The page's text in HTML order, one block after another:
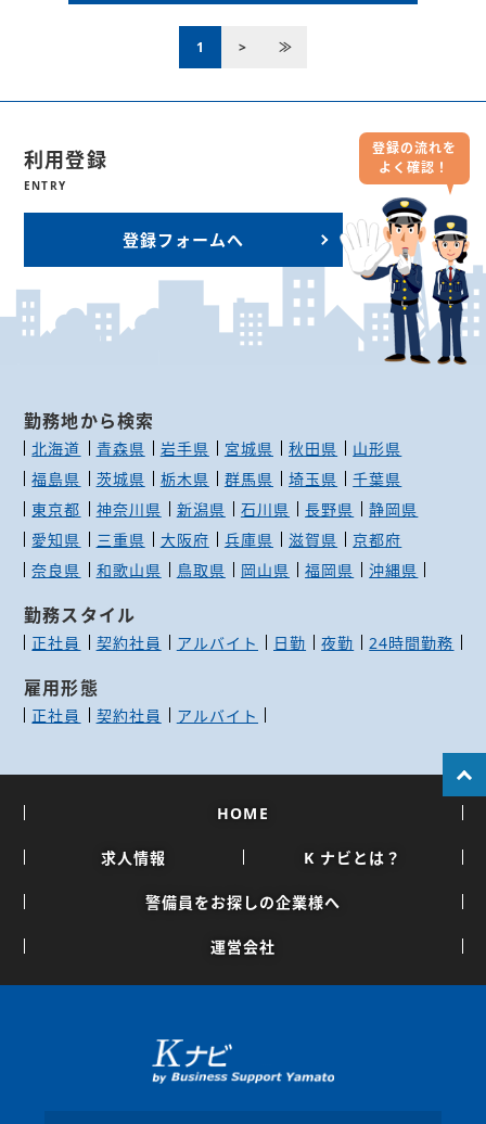
1 > ≫
登録の流れを
よく確認！
利用登録
ENTRY
登録フォームへ
勤務地から検索
北海道 青森県 岩手県 宮城県 秋田県
山形県
福島県
茨城県 栃木県 群馬県 埼玉県
千葉県
東京都
神奈川県 新潟県 石川県 長野県
静岡県
愛知県
三重県 大阪府 兵庫県 滋賀県
京都府
奈良県
和歌山県 鳥取県 岡山県 福岡県 沖縄県
勤務スタイル
正社員 契約社員 アルバイト 日勤 夜勤 24時間勤務
雇用形態
正社員 契約社員 アルバイト
HOME
求人情報 K ナビとは？
警備員をお探しの企業様へ
運営会社